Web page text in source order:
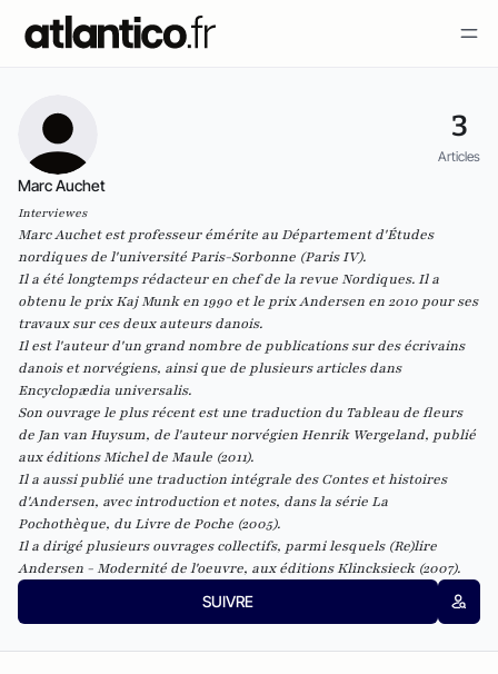
3
Articles
Marc Auchet
Interviewes
Marc Auchet est professeur émérite au Département d'Études
nordiques de l'université Paris-Sorbonne (Paris IV).
Il a été longtemps rédacteur en chef de la revueNordiques.Il a
obtenu le prix Kaj Munk en 1990 et le prix Andersen en 2010 pour ses
travaux sur ces deux auteurs danois.
Il est l'auteur d'un grand nombre de publications sur des écrivains
danois et norvégiens, ainsi que de plusieurs articles dans
Encyclopædia universalis.
Son ouvrage le plus récent est une traduction du Tableau de fleurs
de Jan van Huysum, de l'auteur norvégien Henrik Wergeland, publié
aux éditions Michel de Maule (2011).
Il a aussi publié une traduction intégrale desContes et histoires
d'Andersen, avec introduction et notes, dans la série La
Pochothèque, du Livre de Poche (2005).
Il a dirigé plusieurs ouvrages collectifs, parmi lesquels (Re)lire
Andersen - Modernité de l'oeuvre, aux éditions Klincksieck (2007).
SUIVRE